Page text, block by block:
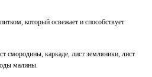
который освежает и способствует
смородины, каркаде, лист земляники, лист
малины.